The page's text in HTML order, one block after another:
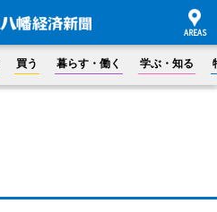
買う 暮らす・働く 学ぶ・知る